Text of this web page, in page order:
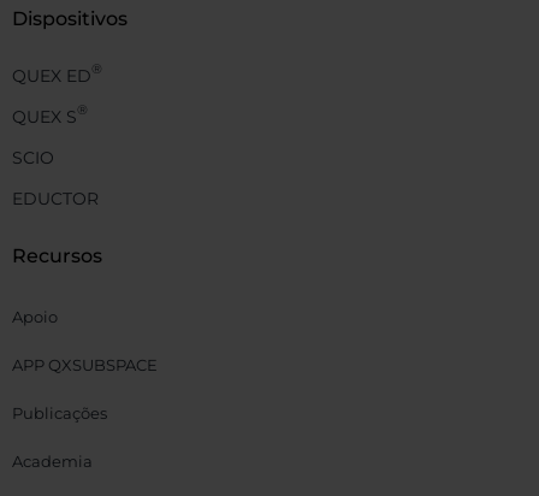
Dispositivos
QUEX ED®
QUEX S®
SCIO
EDUCTOR
Recursos
Apoio
APP QXSUBSPACE
Publicações
Academia